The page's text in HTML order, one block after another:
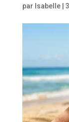
par Isabelle|